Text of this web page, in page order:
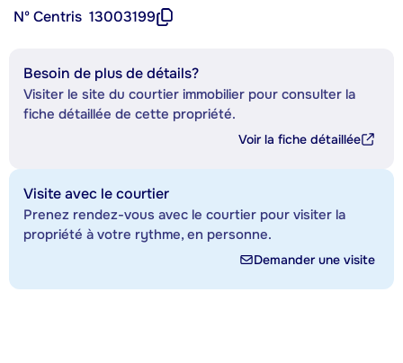
Nº Centris 13003199
Besoin de plus de détails?
Visiter le site du courtier immobilier pour consulter la
fiche détaillée de cette propriété.
Voir la fiche détaillée
Visite avec le courtier
Prenez rendez-vous avec le courtier pour visiter la
propriété à votre rythme, en personne.
Demander une visite